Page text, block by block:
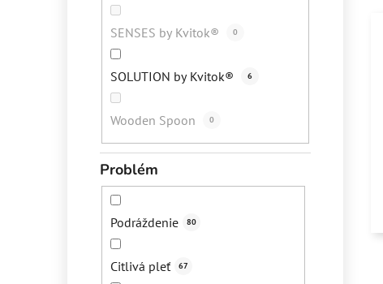
SENSES by Kvitok® 0
SOLUTION by Kvitok® 6
Wooden Spoon 0
Problém
Podráždenie 80
Citlivá pleť 67